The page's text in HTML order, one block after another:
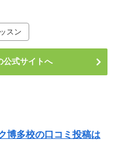
スン
公式サイトへ
博多校の口コミ投稿は